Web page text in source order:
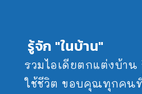
รู้จัก "ในบ้าน"
รวมไอเดียตกแต่งบ้า
ใช้ชีวิต ขอบคุณทุกคน